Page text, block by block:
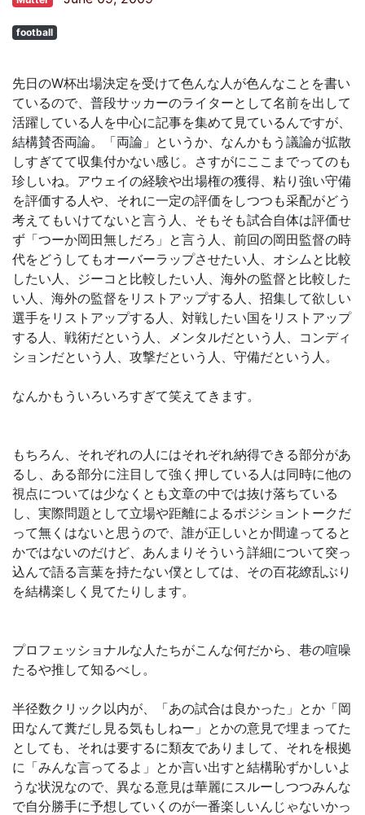
football
先日のW杯出場決定を受けて色んな人が色んなことを書い
ているので、普段サッカーのライターとして名前を出して
活躍している人を中心に記事を集めて見ているんですが、
結構賛否両論。「両論」というか、なんかもう議論が拡散
しすぎてて収集付かない感じ。さすがにここまでってのも
珍しいね。アウェイの経験や出場権の獲得、粘り強い守備
を評価する人や、それに一定の評価をしつつも采配がどう
考えてもいけてないと言う人、そもそも試合自体は評価せ
ず「つーか岡田無しだろ」と言う人、前回の岡田監督の時
代をどうしてもオーバーラップさせたい人、オシムと比較
したい人、ジーコと比較したい人、海外の監督と比較した
い人、海外の監督をリストアップする人、招集して欲しい
選手をリストアップする人、対戦したい国をリストアップ
する人、戦術だという人、メンタルだという人、コンディ
ションだという人、攻撃だという人、守備だという人。
なんかもういろいろすぎて笑えてきます。
もちろん、それぞれの人にはそれぞれ納得できる部分があ
るし、ある部分に注目して強く押している人は同時に他の
視点については少なくとも文章の中では抜け落ちている
し、実際問題として立場や距離によるポジショントークだ
って無くはないと思うので、誰が正しいとか間違ってると
かではないのだけど、あんまりそういう詳細について突っ
込んで語る言葉を持たない僕としては、その百花繚乱ぶり
を結構楽しく見てたりします。
プロフェッショナルな人たちがこんな何だから、巷の喧噪
たるや推して知るべし。
半径数クリック以内が、「あの試合は良かった」とか「岡
田なんて糞だし見る気もしねー」とかの意見で埋まってた
としても、それは要するに類友でありまして、それを根拠
に「みんな言ってるよ」とか言い出すと結構恥ずかしいよ
うな状況なので、異なる意見は華麗にスルーしつつみんな
で自分勝手に予想していくのが一番楽しいんじゃないかっ